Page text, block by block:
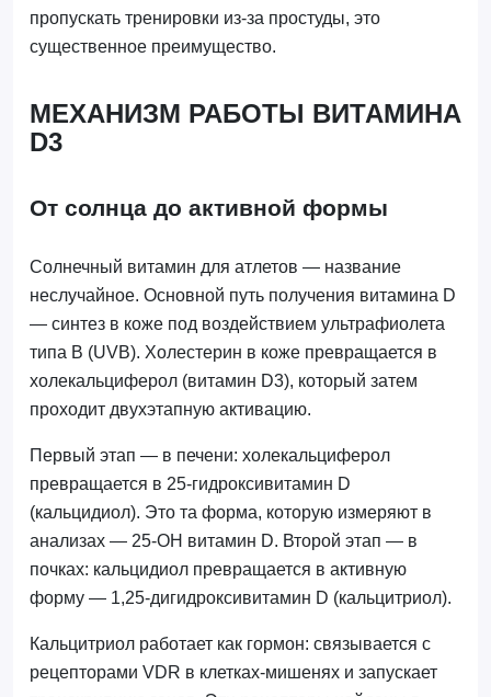
пропускать тренировки из-за простуды, это
существенное преимущество.
МЕХАНИЗМ РАБОТЫ ВИТАМИНА
D3
От солнца до активной формы
Солнечный витамин для атлетов — название
неслучайное. Основной путь получения витамина D
— синтез в коже под воздействием ультрафиолета
типа B (UVB). Холестерин в коже превращается в
холекальциферол (витамин D3), который затем
проходит двухэтапную активацию.
Первый этап — в печени: холекальциферол
превращается в 25-гидроксивитамин D
(кальцидиол). Это та форма, которую измеряют в
анализах — 25-OH витамин D. Второй этап — в
почках: кальцидиол превращается в активную
форму — 1,25-дигидроксивитамин D (кальцитриол).
Кальцитриол работает как гормон: связывается с
рецепторами VDR в клетках-мишенях и запускает